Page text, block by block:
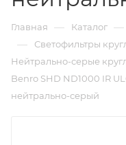
Главная — Каталог —
— Светофильтры
Нейтрально-серые
Benro SHD ND1000 IR
нейтрально-серый